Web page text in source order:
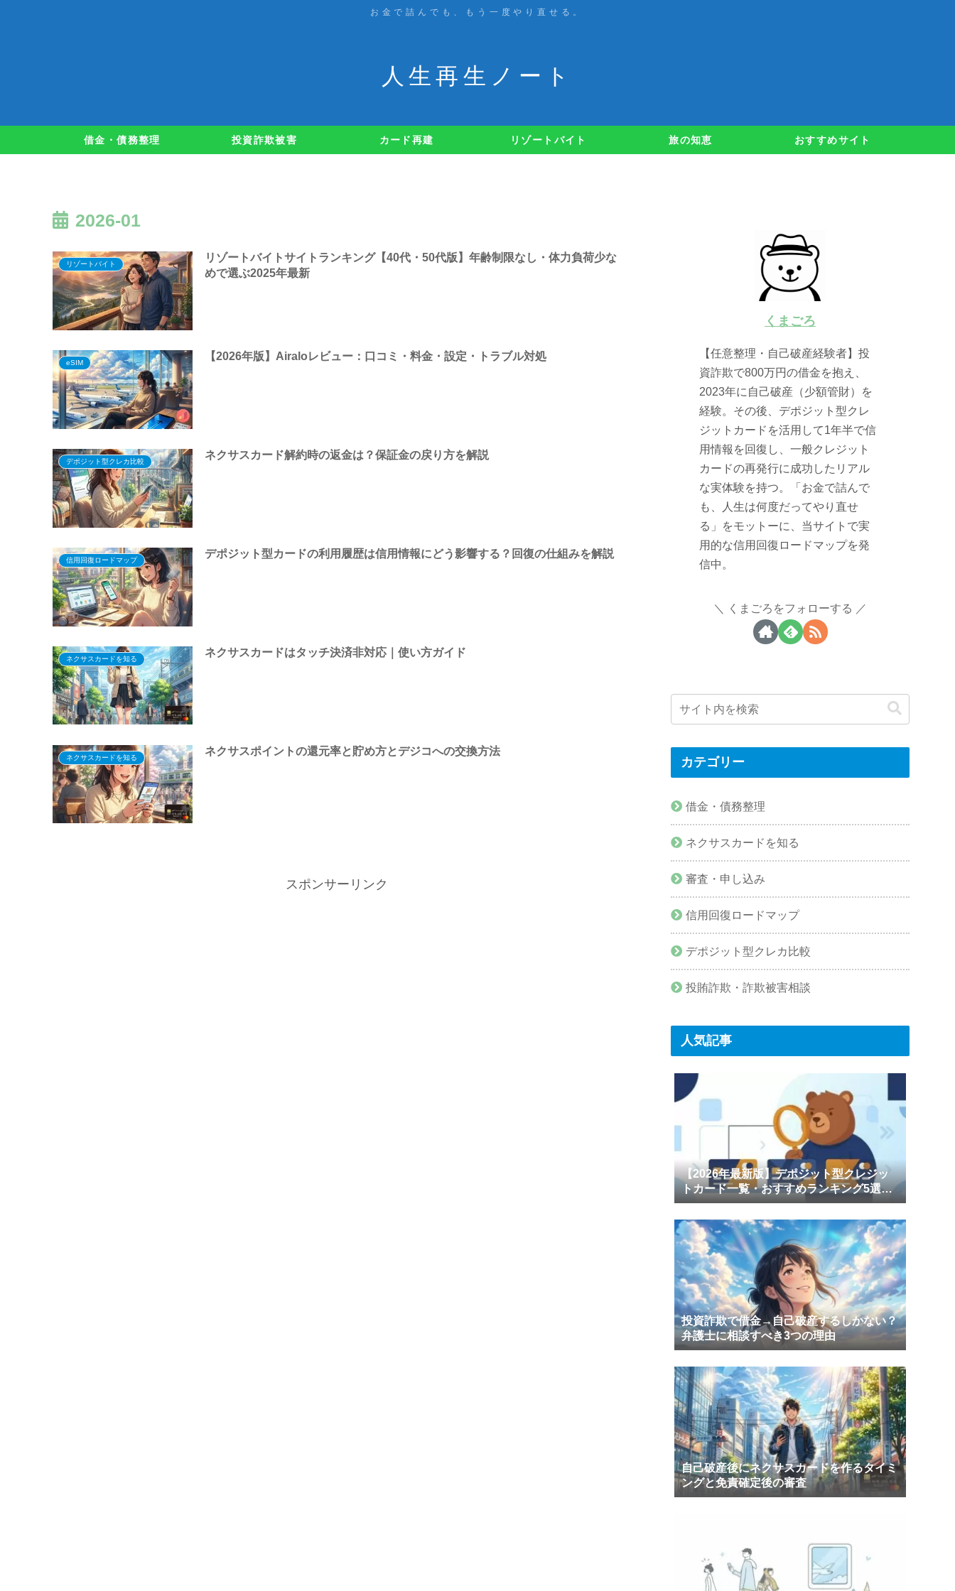
お金で詰んでも、もう一度やり直せる。
人生再生ノート
借金・債務整理 投資詐欺被害 カード再建 リゾートバイト 旅の知恵 おすすめサイト
2026-01
リゾートバイト
リゾートバイトサイトランキング【40代・50代版】年齢制限なし・体力負荷少な
めで選ぶ2025年最新
eSIM
【2026年版】Airaloレビュー：口コミ・料金・設定・トラブル対処
デポジット型クレカ比較
ネクサスカード解約時の返金は？保証金の戻り方を解説
信用回復ロードマップ
デポジット型カードの利用履歴は信用情報にどう影響する？回復の仕組みを解説
ネクサスカードを知る
ネクサスカードはタッチ決済非対応｜使い方ガイド
ネクサスカードを知る
ネクサスポイントの還元率と貯め方とデジコへの交換方法
スポンサーリンク
くまごろ
【任意整理・自己破産経験者】投
資詐欺で800万円の借金を抱え、
2023年に自己破産（少額管財）を
経験。その後、デポジット型クレ
ジットカードを活用して1年半で信
用情報を回復し、一般クレジット
カードの再発行に成功したリアル
な実体験を持つ。「お金で詰んで
も、人生は何度だってやり直せ
る」をモットーに、当サイトで実
用的な信用回復ロードマップを発
信中。
くまごろをフォローする
カテゴリー
借金・債務整理
ネクサスカードを知る
審査・申し込み
信用回復ロードマップ
デポジット型クレカ比較
投賄詐欺・詐欺被害相談
人気記事
【2026年最新版】デポジット型クレジッ
トカード一覧・おすすめランキング5選｜
審査が不安でも安心して持てる1枚
投資詐欺で借金→自己破産するしかない？
弁護士に相談すべき3つの理由
自己破産後にネクサスカードを作るタイミ
ングと免責確定後の審査